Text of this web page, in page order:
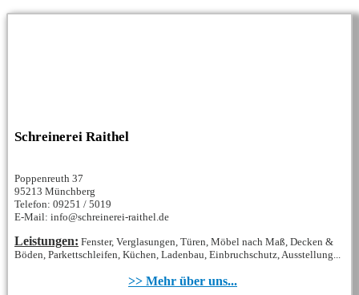
Schreinerei Raithel
Poppenreuth 37
95213 Münchberg
Telefon: 09251 / 5019
E-Mail: info@schreinerei-raithel.de
Leistungen: Fenster, Verglasungen, Türen, Möbel nach Maß, Decken &
Böden, Parkettschleifen, Küchen, Ladenbau, Einbruchschutz, Ausstellung...
>> Mehr über uns...